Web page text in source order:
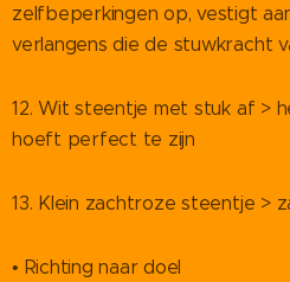
zelfbeperkingen op, vestigt
verlangens die de stuwkracht
12. Wit steentje met stuk af >
hoeft perfect te zijn
13. Klein zachtroze steentje >
• Richting naar doel